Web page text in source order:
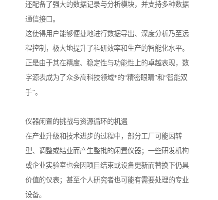
还配备了强大的数据记录与分析模块，并支持多种数据
通信接口。
这使得用户能够便捷地进行数据导出、深度分析乃至远
程控制，极大地提升了科研效率和生产的智能化水平。
正是由于其在精度、稳定性与功能性上的卓越表现，数
字源表成为了众多高科技领域*的“精密眼睛”和“智能双
手”。
仪器闲置的挑战与资源循环的机遇
在产业升级和技术进步的过程中，部分工厂可能因转
型、调整或结业而产生整批的闲置仪器；一些研发机构
或企业实验室也会因项目结束或设备更新而替换下仍具
价值的仪表；甚至个人研究者也可能有需要处理的专业
设备。